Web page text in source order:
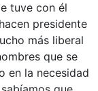
tuve con él
presidente
más liberal
que se
en la necesidad